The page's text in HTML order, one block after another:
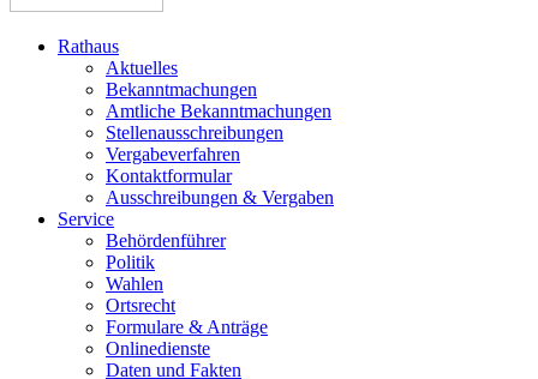
Rathaus
Aktuelles
Bekanntmachungen
Amtliche Bekanntmachungen
Stellenausschreibungen
Vergabeverfahren
Kontaktformular
Ausschreibungen & Vergaben
Service
Behördenführer
Politik
Wahlen
Ortsrecht
Formulare & Anträge
Onlinedienste
Daten und Fakten